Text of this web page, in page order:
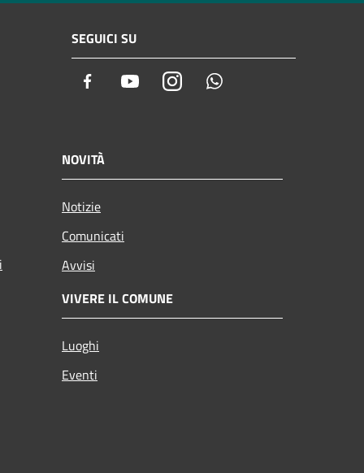
SEGUICI SU
Facebook YoutubeInstagram
NOVITÀ
Notizie
Comunicati
Avvisi
VIVERE IL COMUNE
Luoghi
Eventi